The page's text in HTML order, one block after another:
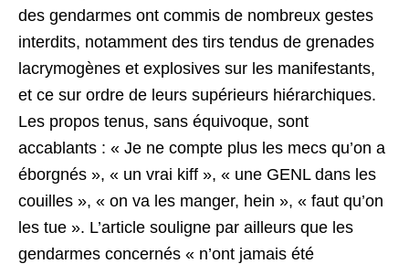
des gendarmes ont commis de nombreux gestes
interdits, notamment des tirs tendus de grenades
lacrymogènes et explosives sur les manifestants,
et ce sur ordre de leurs supérieurs hiérarchiques.
Les propos tenus, sans équivoque, sont
accablants : « Je ne compte plus les mecs qu’on a
éborgnés », « un vrai kiff », « une GENL dans les
couilles », « on va les manger, hein », « faut qu’on
les tue ». L’article souligne par ailleurs que les
gendarmes concernés « n’ont jamais été